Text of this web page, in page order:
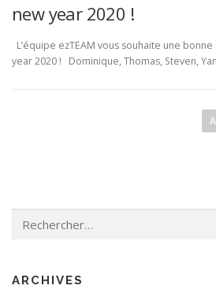
new year 2020 !
L’équipe ezTEAM vous souhaite une
year 2020 ! Dominique, Thomas, Steven,
n
ARCHIVES